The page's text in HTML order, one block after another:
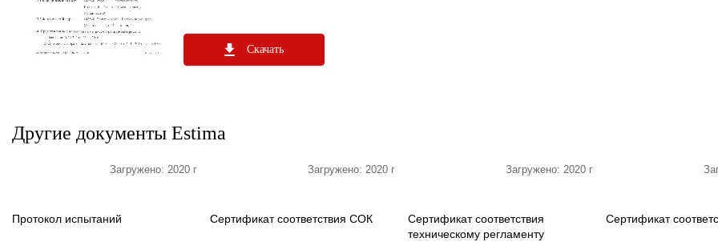
Скачать
Другие документы Estima
Загружено: 2020 г
Протокол испытаний
Загружено: 2020 г
Сертификат соответствия СОК
Загружено: 2020 г
Сертификат соответствия
техническому регламенту
Сертификат